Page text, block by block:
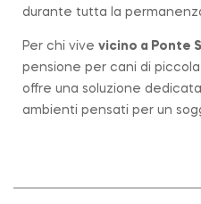
durante tutta la
Per chi vive vicino a Ponte
pensione per cani di
offre una soluzione
ambienti pensati per un